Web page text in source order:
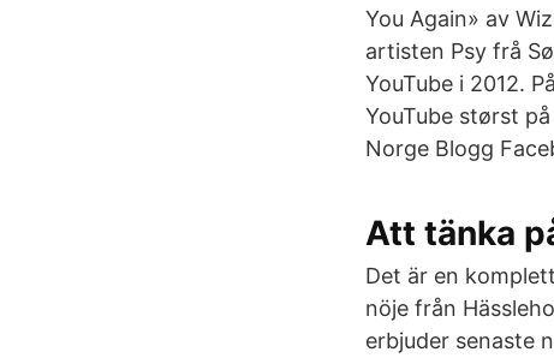
You Again» av
artisten Psy frå
YouTube i 2012.
YouTube størst
Norge Blogg
Att tänka
Det är en
nöje från
erbjuder senaste